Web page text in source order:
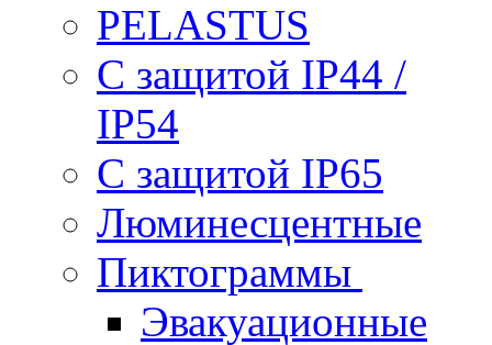
PELASTUS
С защитой IP44 /
IP54
С защитой IP65
Люминесцентные
Пиктограммы
Эвакуационные